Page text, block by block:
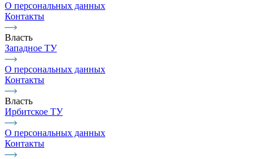
О персональных данных
Контакты
Власть
Западное ТУ
О персональных данных
Контакты
Власть
Ирбитское ТУ
О персональных данных
Контакты